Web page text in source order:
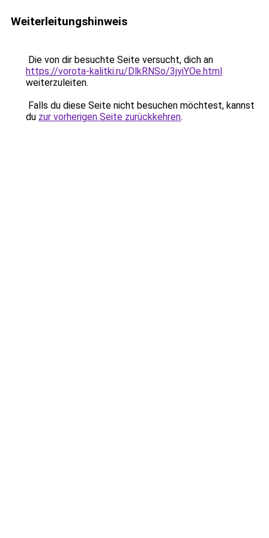
Weiterleitungshinweis
Die von dir besuchte Seite versucht, dich an
https://vorota-kalitki.ru/DlkRNSo/3jyiYOe.html
weiterzuleiten.
Falls du diese Seite nicht besuchen möchtest, kannst
du zur vorherigen Seite zurückkehren.